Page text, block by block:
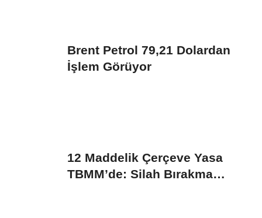
Brent Petrol 79,21 Dolardan
İşlem Görüyor
12 Maddelik Çerçeve Yasa
TBMM’de: Silah Bırakma